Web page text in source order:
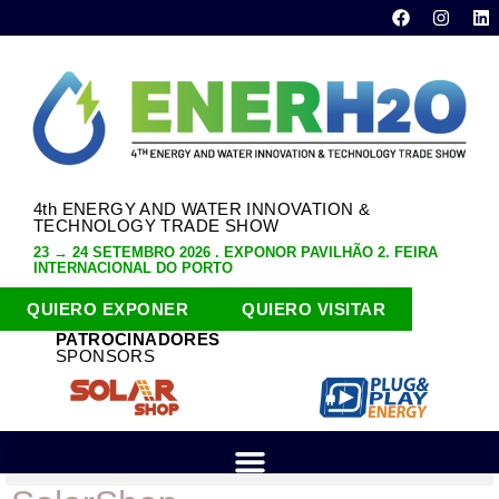
4th ENERGY AND WATER INNOVATION &
TECHNOLOGY TRADE SHOW
23 → 24 SETEMBRO 2026 . EXPONOR PAVILHÃO 2. FEIRA
INTERNACIONAL DO PORTO
QUIERO EXPONER
QUIERO VISITAR
PATROCINADORES
SPONSORS